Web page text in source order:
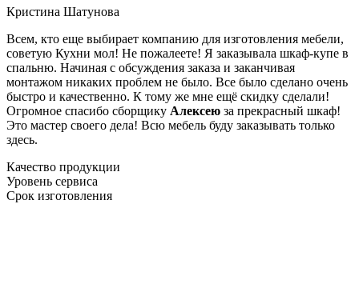
Кристина Шатунова
Всем, кто еще выбирает компанию для изготовления мебели,
советую Кухни мол! Не пожалеете! Я заказывала шкаф-купе в
спальню. Начиная с обсуждения заказа и заканчивая
монтажом никаких проблем не было. Все было сделано очень
быстро и качественно. К тому же мне ещё скидку сделали!
Огромное спасибо сборщику Алексею за прекрасный шкаф!
Это мастер своего дела! Всю мебель буду заказывать только
здесь.
Качество продукции
Уровень сервиса
Срок изготовления